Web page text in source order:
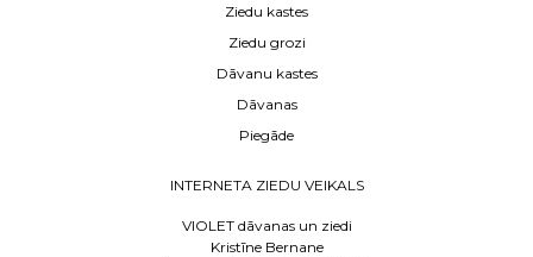
Ziedu kastes
Ziedu grozi
Dāvanu kastes
Dāvanas
Piegāde
INTERNETA ZIEDU VEIKALS
VIOLET dāvanas un ziedi
Kristīne Bernane